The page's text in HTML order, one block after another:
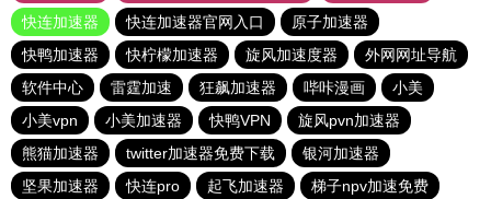
快连加速器
快连加速器官网入口
原子加速器
快鸭加速器
快柠檬加速器 旋风加速度器
外网网址导航
软件中心
雷霆加速 狂飙加速器 哔咔漫画
小美
小美vpn
小美加速器 快鸭VPN
旋风pvn加速器
熊猫加速器
twitter加速器免费下载
银河加速器
坚果加速器
快连pro 起飞加速器
梯子npv加速免费